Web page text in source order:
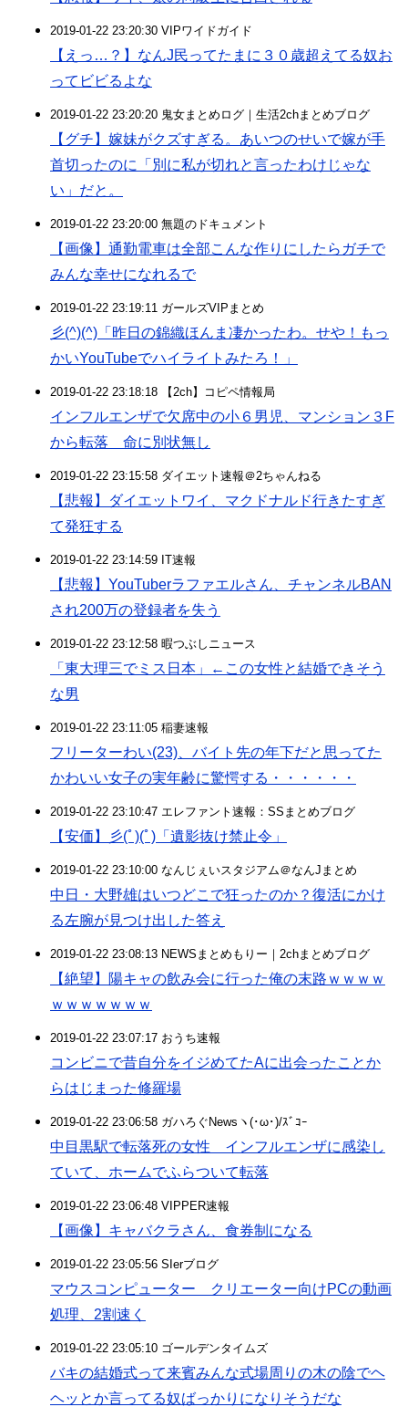
2019-01-22 23:20:30 VIPワイドガイド
【えっ…？】なんJ民ってたまに３０歳超えてる奴お
ってビビるよな
2019-01-22 23:20:20 鬼女まとめログ｜生活2chまとめブログ
【グチ】嫁妹がクズすぎる。あいつのせいで嫁が手
首切ったのに「別に私が切れと言ったわけじゃな
い」だと。
2019-01-22 23:20:00 無題のドキュメント
【画像】通勤電車は全部こんな作りにしたらガチで
みんな幸せになれるで
2019-01-22 23:19:11 ガールズVIPまとめ
彡(^)(^)「昨日の錦織ほんま凄かったわ。せや！もっ
かいYouTubeでハイライトみたろ！」
2019-01-22 23:18:18 【2ch】コピペ情報局
インフルエンザで欠席中の小６男児、マンション３F
から転落 命に別状無し
2019-01-22 23:15:58 ダイエット速報＠2ちゃんねる
【悲報】ダイエットワイ、マクドナルド行きたすぎ
て発狂する
2019-01-22 23:14:59 IT速報
【悲報】YouTuberラファエルさん、チャンネルBAN
され200万の登録者を失う
2019-01-22 23:12:58 暇つぶしニュース
「東大理三でミス日本」←この女性と結婚できそう
な男
2019-01-22 23:11:05 稲妻速報
フリーターわい(23)、バイト先の年下だと思ってた
かわいい女子の実年齢に驚愕する・・・・・・
2019-01-22 23:10:47 エレファント速報：SSまとめブログ
【安価】彡(ﾟ)(ﾟ)「遺影抜け禁止令」
2019-01-22 23:10:00 なんじぇいスタジアム＠なんJまとめ
中日・大野雄はいつどこで狂ったのか？復活にかけ
る左腕が見つけ出した答え
2019-01-22 23:08:13 NEWSまとめもりー｜2chまとめブログ
【絶望】陽キャの飲み会に行った俺の末路ｗｗｗｗ
ｗｗｗｗｗｗｗ
2019-01-22 23:07:17 おうち速報
コンビニで昔自分をイジめてたAに出会ったことか
らはじまった修羅場
2019-01-22 23:06:58 ガハろぐNewsヽ(･ω･)/ｽﾞｺｰ
中目黒駅で転落死の女性 インフルエンザに感染し
ていて、ホームでふらついて転落
2019-01-22 23:06:48 VIPPER速報
【画像】キャバクラさん、食券制になる
2019-01-22 23:05:56 SIerブログ
マウスコンピューター クリエーター向けPCの動画
処理、2割速く
2019-01-22 23:05:10 ゴールデンタイムズ
バキの結婚式って来賓みんな式場周りの木の陰でヘ
ヘッとか言ってる奴ばっかりになりそうだな